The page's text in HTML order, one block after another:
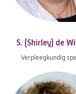
S. (Shirley) de
Verpleegkundig